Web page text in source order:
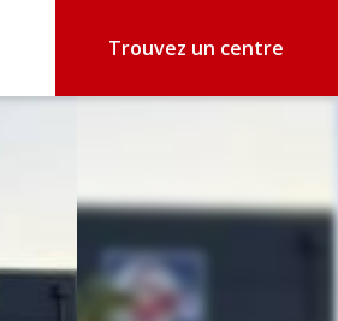
Trouvez un centre